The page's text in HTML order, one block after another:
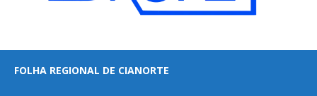
FOLHA REGIONAL DE CIANORTE